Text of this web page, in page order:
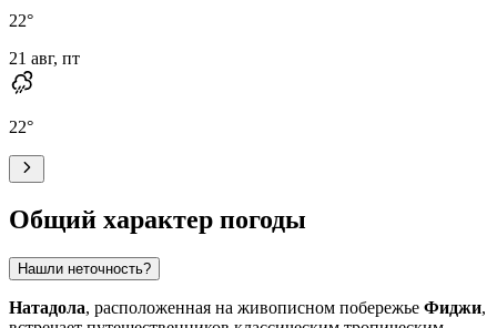
22°
21 авг, пт
22°
Общий характер погоды
Нашли неточность?
Натадола, расположенная на живописном побережье Фиджи,